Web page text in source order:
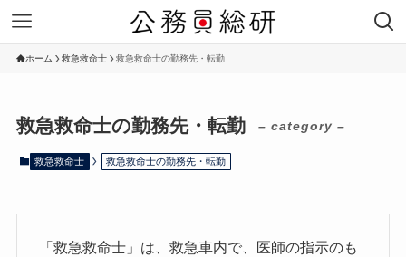
ホーム 救急救命士 救急救命士の勤務先・転勤
救急救命士の勤務先・転勤 – category –
救急救命士 救急救命士の勤務先・転勤
「救急救命士」は、救急車内で、医師の指示のも